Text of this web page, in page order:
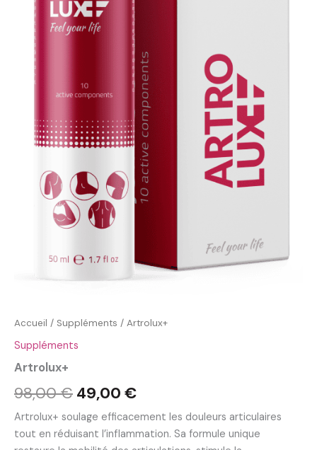
Accueil / Suppléments / Artrolux+
Suppléments
Artrolux+
98,00€ Le
prix
initial
49,00 €Le
prix
actuel
Artrolux+ soulage efficacement les douleurs articulaires
tout en réduisant l’inflammation. Sa formule unique